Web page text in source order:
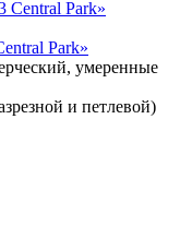
Park»
умеренные
и петлевой)